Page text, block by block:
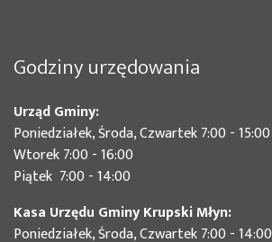
Godziny urzędowania
Urząd Gminy:
Poniedziałek, Środa, Czwartek 7:00 - 15:00
Wtorek 7:00 - 16:00
Piątek 7:00 - 14:00
Kasa Urzędu Gminy Krupski Młyn:
Poniedziałek, Środa, Czwartek 7:00 - 14:00